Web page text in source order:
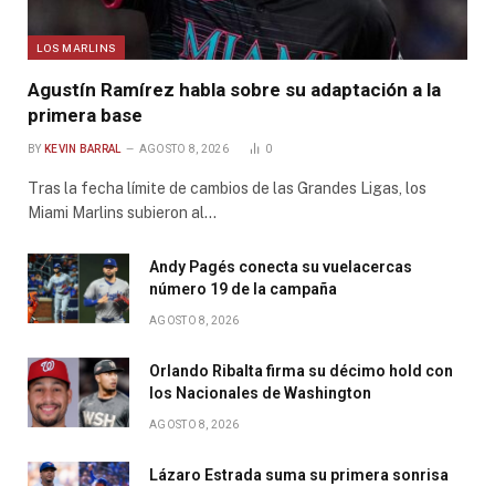
LOS MARLINS
Agustín Ramírez habla sobre su adaptación a la
primera base
BY KEVIN BARRAL AGOSTO 8, 2026 0
Tras la fecha límite de cambios de las Grandes Ligas, los
Miami Marlins subieron al…
Andy Pagés conecta su vuelacercas
número 19 de la campaña
AGOSTO 8, 2026
Orlando Ribalta firma su décimo hold con
los Nacionales de Washington
AGOSTO 8, 2026
Lázaro Estrada suma su primera sonrisa